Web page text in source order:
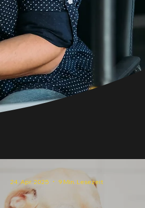
24. Apr. 2025 9 Min. Lesezeit